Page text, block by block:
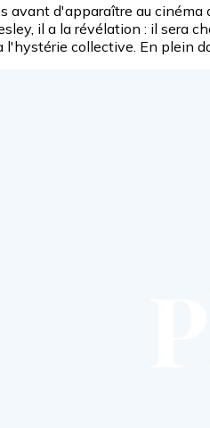
avant d'apparaître au cinéma
il a la révélation : il sera
collective. En plein